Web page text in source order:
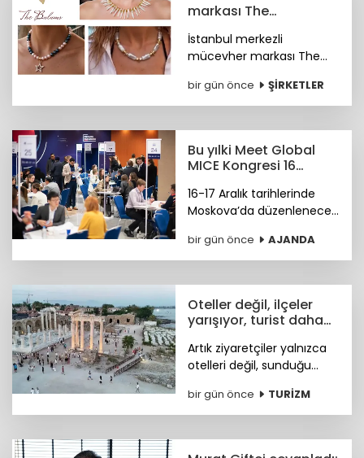
markası The
başarı
İstanbul merkezli
mücevher markası The
koleksiyonuyla uluslararası
bağımsız tasarım
Badger'ın marka ağına
katıldı.
bir gün önce ŞİRKETLER
Bu yılki Meet Global
MICE Kongresi 16
16-17 Aralık tarihlerinde
Moskova’da düzenlenecek
Congress (MGMC),
Türkiye’nin MICE uzmanları
sunmaya hazırlanıyor.
bir gün önce AJANDA
Oteller değil, ilçeler
yarışıyor, turist daha
Artık ziyaretçiler yalnızca
otelleri değil, sunduğu
sosyal yaşamı ve fiyat-
performans avantajıyla
bir gün önce TURİZM